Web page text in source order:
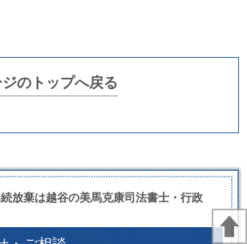
のトップへ戻る
放棄は越谷の美馬克康司法書士・行政